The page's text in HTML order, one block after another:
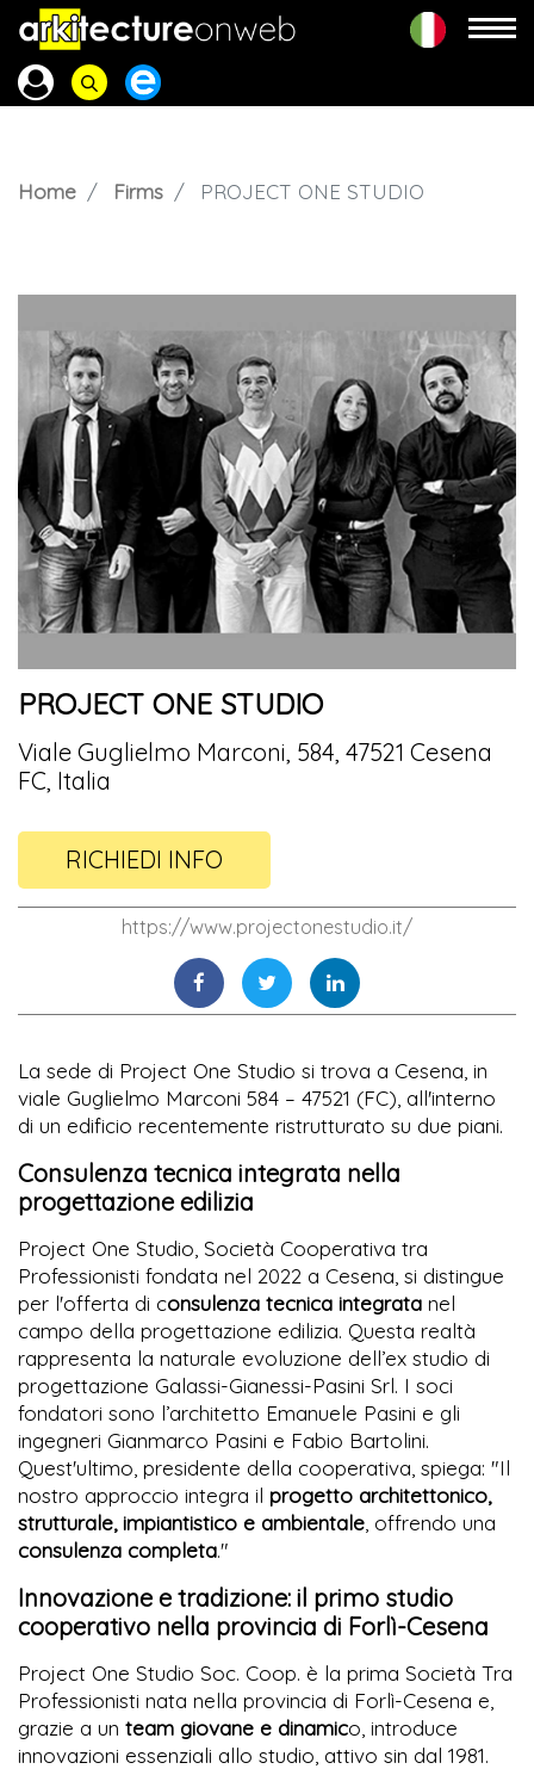
Home Firms PROJECT ONE STUDIO
PROJECT ONE STUDIO
Viale Guglielmo Marconi, 584, 47521 Cesena
FC, Italia
RICHIEDI INFO
https://www.projectonestudio.it/
La sede di Project One Studio si trova a Cesena, in
viale Guglielmo Marconi 584 – 47521 (FC), all'interno
di un edificio recentemente ristrutturato su due piani.
Consulenza tecnica integrata nella
progettazione edilizia
Project One Studio, Società Cooperativa tra
Professionisti fondata nel 2022 a Cesena, si distingue
per l'offerta di consulenza tecnica integrata nel
campo della progettazione edilizia. Questa realtà
rappresenta la naturale evoluzione dell’ex studio di
progettazione Galassi-Gianessi-Pasini Srl. I soci
fondatori sono l’architetto Emanuele Pasini e gli
ingegneri Gianmarco Pasini e Fabio Bartolini.
Quest'ultimo, presidente della cooperativa, spiega: "Il
nostro approccio integra il progetto architettonico,
strutturale, impiantistico e ambientale , offrendo una
consulenza completa."
Innovazione e tradizione: il primo studio
cooperativo nella provincia di Forlì-Cesena
Project One Studio Soc. Coop. è la prima Società Tra
Professionisti nata nella provincia di Forlì-Cesena e,
grazie a un team giovane e dinamico, introduce
innovazioni essenziali allo studio, attivo sin dal 1981.